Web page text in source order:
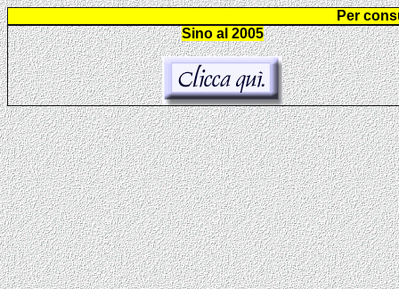
Per
Sino al 2005